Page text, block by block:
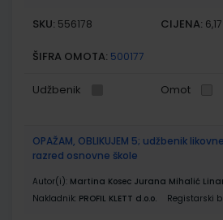
SKU: 556178 CIJENA:
ŠIFRA OMOTA: 500177
Udžbenik Omot
OPAŽAM, OBLIKUJEM 5; udžbenik
razred osnovne škole
Autor(i): Martina Kosec Jurana Mihalić
Nakladnik: PROFIL KLETT d.o.o. Registarski